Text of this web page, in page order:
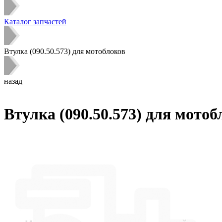
Каталог запчастей
Втулка (090.50.573) для мотоблоков
назад
Втулка (090.50.573) для